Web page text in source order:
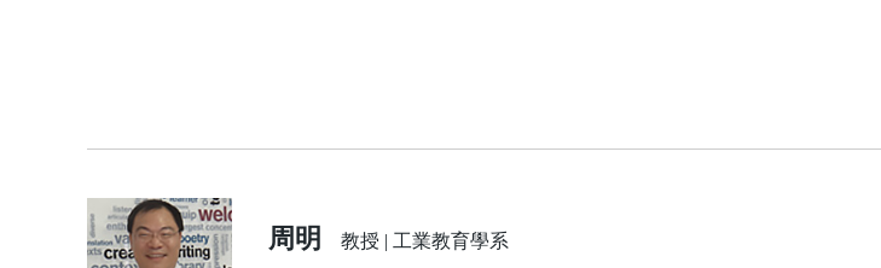
周明
教授 | 工業教育學系